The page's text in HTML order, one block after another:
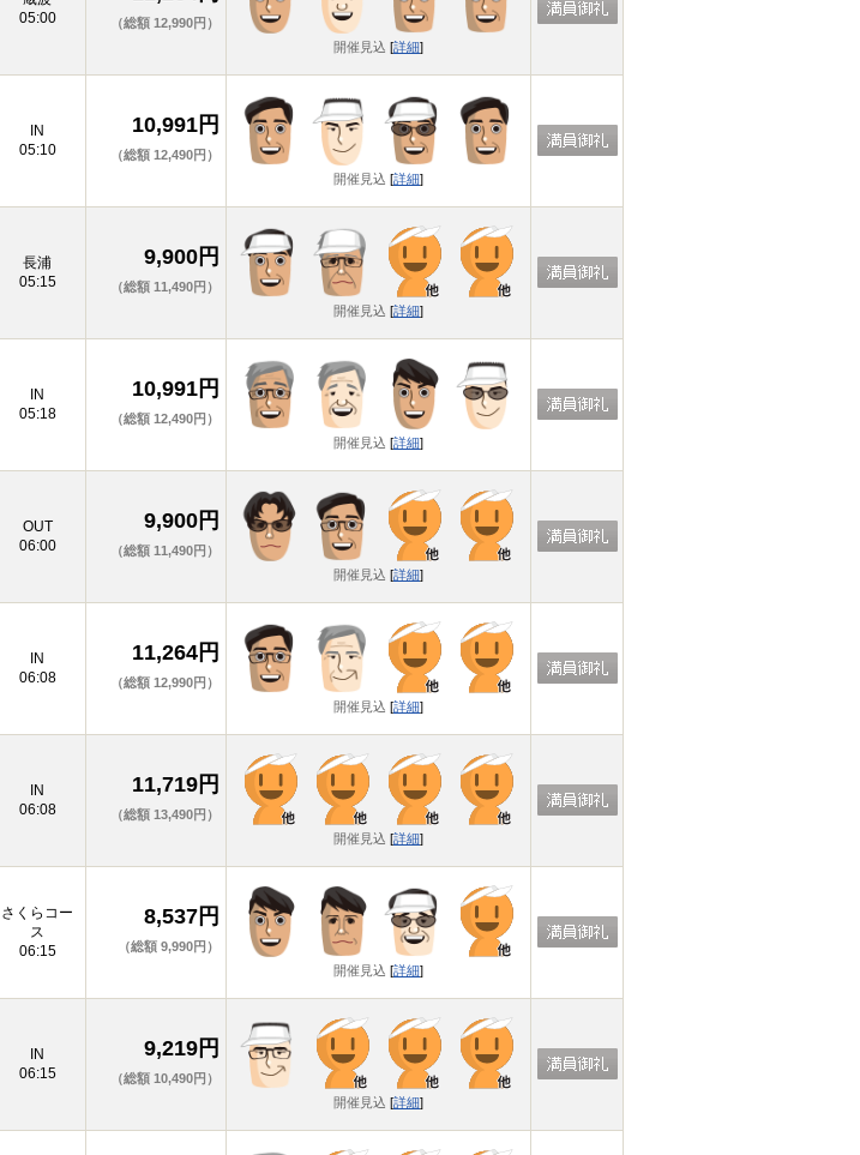
05:00
（総額 12,990円）
開催見込 [詳細]
IN
05:10
10,991円
（総額 12,490円）
開催見込 [詳細]
長浦
05:15
9,900円
（総額 11,490円）
開催見込 [詳細]
IN
05:18
10,991円
（総額 12,490円）
開催見込 [詳細]
OUT
06:00
9,900円
（総額 11,490円）
開催見込 [詳細]
IN
06:08
11,264円
（総額 12,990円）
開催見込 [詳細]
IN
06:08
11,719円
（総額 13,490円）
開催見込 [詳細]
さくらコー
ス
06:15
8,537円
（総額 9,990円）
開催見込 [詳細]
IN
06:15
9,219円
（総額 10,490円）
開催見込 [詳細]